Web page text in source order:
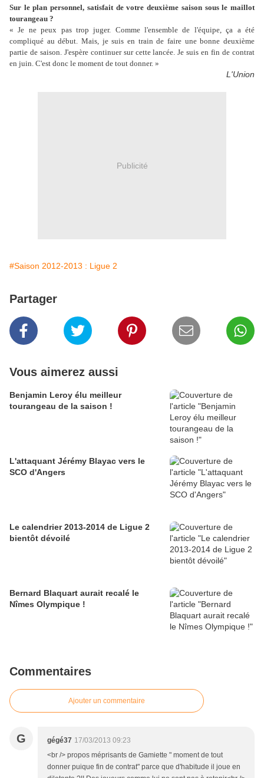
Sur le plan personnel, satisfait de votre deuxième saison sous le maillot
tourangeau ?
« Je ne peux pas trop juger. Comme l'ensemble de l'équipe, ça a été
compliqué au début. Mais, je suis en train de faire une bonne deuxième
partie de saison. J'espère continuer sur cette lancée. Je suis en fin de contrat
en juin. C'est donc le moment de tout donner. »
L'Union
Publicité
#Saison 2012-2013 : Ligue 2
Partager
Vous aimerez aussi
Benjamin Leroy élu meilleur
tourangeau de la saison !
L'attaquant Jérémy Blayac vers le
SCO d'Angers
Le calendrier 2013-2014 de Ligue 2
bientôt dévoilé
Bernard Blaquart aurait recalé le
Nîmes Olympique !
Commentaires
Ajouter un commentaire
G gégé37 17/03/2013 09:23
<br /> propos méprisants de Gamiette " moment de tout
donner puique fin de contrat" parce que d'habitude il joue en